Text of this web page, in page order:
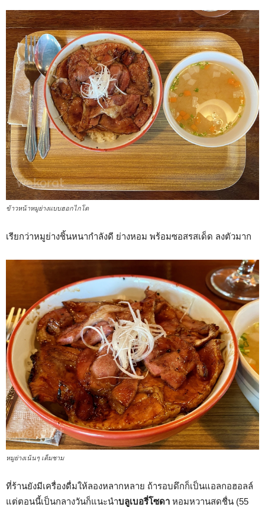
ข้าวหน้าหมูย่างแบบฮอกไกโด
เรียกว่าหมูย่างชิ้นหนากำลังดี ย่างหอม พร้อมซอสรสเด็ด ลงตัวมาก
หมูย่างเน้นๆ เต็มชาม
ที่ร้านยังมีเครื่องดื่มให้ลองหลากหลาย ถ้ารอบดึกก็เป็นแอลกอฮอลล์
แต่ตอนนี้เป็นกลางวันก็แนะนำบลูเบอรี่โซดา หอมหวานสดชื่น (55